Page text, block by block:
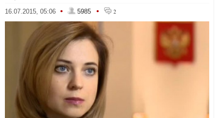
16.07.2015, 05:06 • 5985 • 2